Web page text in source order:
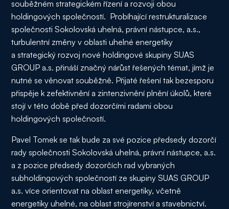
souběžném strategickém řízení a rozvoji obou
holdingových společností. Probíhající restrukturalizace
společnosti Sokolovská uhelná, právní nástupce, a.s.,
turbulentní změny v oblasti uhelné energetiky
a strategický rozvoj nové holdingové skupiny SUAS
GROUP a.s. přináší značný nárůst řešených témat, jímž je
nutné se věnovat souběžně. Přijaté řešení tak bezesporu
přispěje k zefektivnění a zintenzivnění plnění úkolů, které
stojí v této době před dozorčími radami obou
holdingových společností.
Pavel Tomek se tak bude za své pozice předsedy dozorčí
rady společnosti Sokolovská uhelná, právní nástupce, a.s.
a z pozice předsedy dozorčích rad vybraných
subholdingových společností ze skupiny SUAS GROUP
a.s. více orientovat na oblast energetiky, včetně
energetiky uhelné, na oblast strojírenství a stavebnictví.